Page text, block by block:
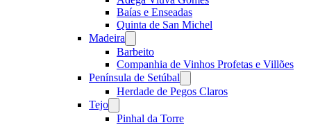
Baías e Enseadas
Quinta de San Michel
Madeira
menu
Barbeito
Companhia de Vinhos Profetas e Villões
Península de Setúbal
menu
Herdade de Pegos Claros
Tejo
menu
Pinhal da Torre